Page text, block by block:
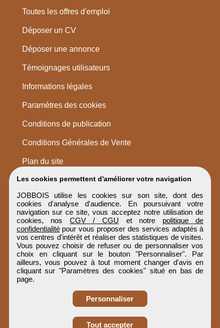
Les cookies permettent d'améliorer votre navigation
JOBBOIS utilise les cookies sur son site, dont des
cookies d'analyse d'audience. En poursuivant votre
navigation sur ce site, vous acceptez notre utilisation de
cookies, nos CGV / CGU et notre politique de
confidentialitépour vous proposer des services adaptés à
vos centres d'intérêt et réaliser des statistiques de visites.
Vous pouvez choisir de refuser ou de personnaliser vos
choix en cliquant sur le bouton "Personnaliser". Par
ailleurs, vous pouvez à tout moment changer d'avis en
cliquant sur "Paramètres des cookies" situé en bas de
page.
Personnaliser
Tout accepter
Toutes les offres d'emploi
Déposer un CV
Déposer une annonce
Témoignages utilisateurs
Informations légales
Paramètres des cookies
Conditions de publication
Conditions Générales de Vente
Plan du site